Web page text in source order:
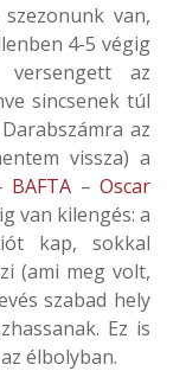
van,
4-5 végig
az
sincsenek túl
az
vissza) a
BAFTA – Oscar
van kilengés: a
kap, sokkal
(ami meg volt,
szabad hely
Ez is
élbolyban.